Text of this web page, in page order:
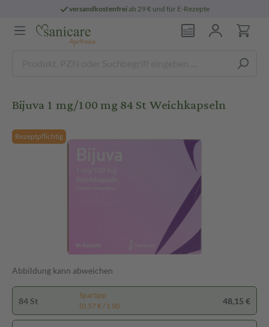
versandkostenfreiab 29 € und für E-Rezepte
Bijuva 1 mg/100 mg 84 St Weichkapseln
Rezeptpflichtig
Abbildung kann abweichen
84 St
Spartipp
(0,57 € / 1 St)
48,15 €